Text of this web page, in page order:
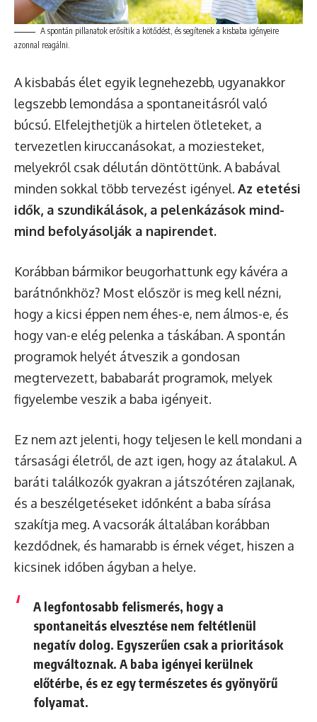
A spontán pillanatok erősítik a kötődést, és segítenek a kisbaba igényeire
azonnal reagálni.
A kisbabás élet egyik legnehezebb, ugyanakkor
legszebb lemondása a spontaneitásról való
búcsú. Elfelejthetjük a hirtelen ötleteket, a
tervezetlen kiruccanásokat, a moziesteket,
melyekről csak délután döntöttünk. A babával
minden sokkal több tervezést igényel. Az etetési
idők, a szundikálások, a pelenkázások mind-
mind befolyásolják a napirendet.
Korábban bármikor beugorhattunk egy kávéra a
barátnőnkhöz? Most először is meg kell nézni,
hogy a kicsi éppen nem éhes-e, nem álmos-e, és
hogy van-e elég pelenka a táskában. A spontán
programok helyét átveszik a gondosan
megtervezett, bababarát programok, melyek
figyelembe veszik a baba igényeit.
Ez nem azt jelenti, hogy teljesen le kell mondani a
társasági életről, de azt igen, hogy az átalakul. A
baráti találkozók gyakran a játszótéren zajlanak,
és a beszélgetéseket időnként a baba sírása
szakítja meg. A vacsorák általában korábban
kezdődnek, és hamarabb is érnek véget, hiszen a
kicsinek időben ágyban a helye.
A legfontosabb felismerés, hogy a
spontaneitás elvesztése nem feltétlenül
negatív dolog. Egyszerűen csak a prioritások
megváltoznak. A baba igényei kerülnek
előtérbe, és ez egy természetes és gyönyörű
folyamat.